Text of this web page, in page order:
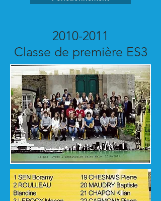
2010-2011
Classe de première ES3